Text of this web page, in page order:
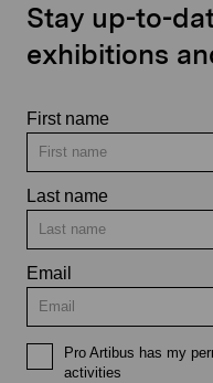
Stay up-to-
exhibitions
First name
Last name
Email
Pro Artibus has my
activities